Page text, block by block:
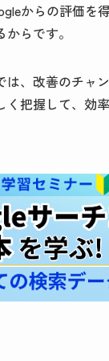
からの評価を
らです。
は、改善のチャ
く把握して、効